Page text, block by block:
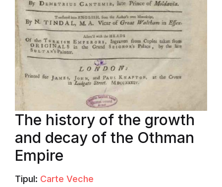
The history of the growth
and decay of the Othman
Empire
Tipul: Carte Veche